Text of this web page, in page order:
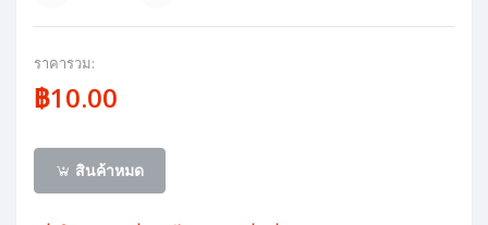
ราคารวม:
฿10.00
สินค้าหมด